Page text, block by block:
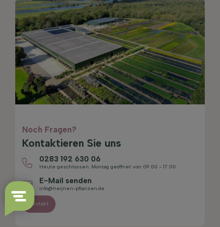
Noch Fragen?
Kontaktieren Sie uns
0283 192 630 06
Heute geschlossen. Montag geöffnet von 09:00 - 17:00
E-Mail senden
info@heijnen-pflanzen.de
Kontakt